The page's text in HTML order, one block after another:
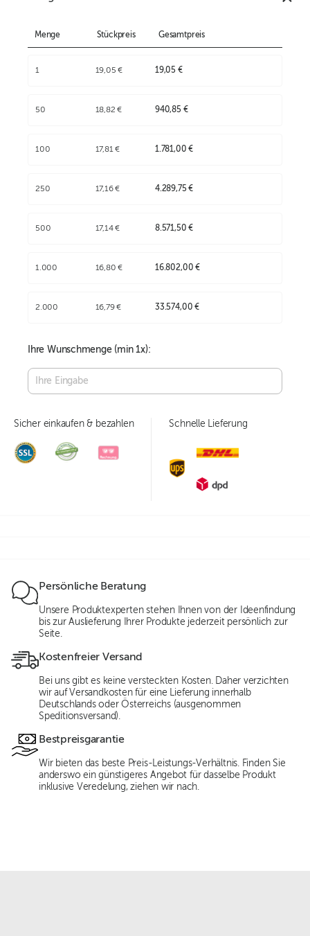
Menge Stückpreis Gesamtpreis
1 19,05 € 19,05 €
50 18,82 € 940,85 €
100 17,81 € 1.781,00 €
250 17,16 € 4.289,75 €
500 17,14 € 8.571,50 €
1.000 16,80 € 16.802,00 €
2.000 16,79 € 33.574,00 €
Ihre Wunschmenge (min1x):
Sicher einkaufen & bezahlen Schnelle Lieferung
Persönliche Beratung
Unsere Produktexperten stehen Ihnen von der Ideenfindung
bis zur Auslieferung Ihrer Produkte jederzeit persönlich zur
Seite.
Kostenfreier Versand
Bei uns gibt es keine versteckten Kosten. Daher verzichten
wir auf Versandkosten für eine Lieferung innerhalb
Deutschlands oder Österreichs (ausgenommen
Speditionsversand).
Bestpreisgarantie
Wir bieten das beste Preis-Leistungs-Verhältnis. Finden Sie
anderswo ein günstigeres Angebot für dasselbe Produkt
inklusive Veredelung, ziehen wir nach.